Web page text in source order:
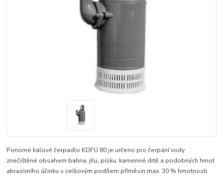
Ponorné kalové čerpadlo KDFU 80 je určeno pro čerpání vody
znečištěné obsahem bahna, jílu, písku, kamenné drtě a podobných hmot
abrazivního účinku s celkovým podílem příměsin max. 30 % hmotnosti.